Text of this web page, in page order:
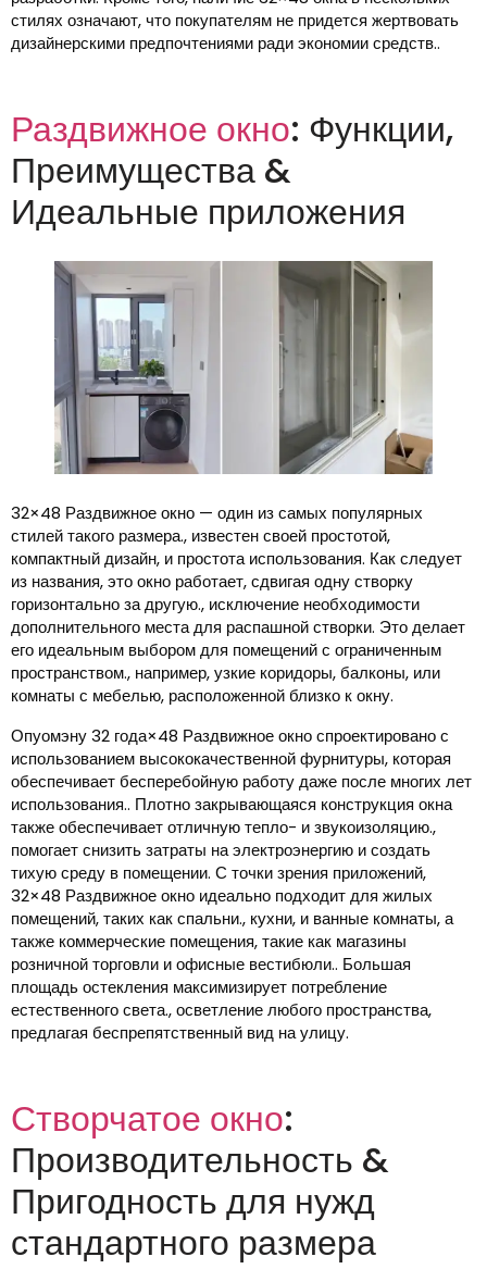
стилях означают, что покупателям не придется жертвовать
дизайнерскими предпочтениями ради экономии средств..
Раздвижное окно: Функции,
Преимущества &
Идеальные приложения
32×48 Раздвижное окно — один из самых популярных
стилей такого размера., известен своей простотой,
компактный дизайн, и простота использования. Как следует
из названия, это окно работает, сдвигая одну створку
горизонтально за другую., исключение необходимости
дополнительного места для распашной створки. Это делает
его идеальным выбором для помещений с ограниченным
пространством., например, узкие коридоры, балконы, или
комнаты с мебелью, расположенной близко к окну.
Опуомэну 32 года×48 Раздвижное окно спроектировано с
использованием высококачественной фурнитуры, которая
обеспечивает бесперебойную работу даже после многих лет
использования.. Плотно закрывающаяся конструкция окна
также обеспечивает отличную тепло- и звукоизоляцию.,
помогает снизить затраты на электроэнергию и создать
тихую среду в помещении. С точки зрения приложений,
32×48 Раздвижное окно идеально подходит для жилых
помещений, таких как спальни., кухни, и ванные комнаты, а
также коммерческие помещения, такие как магазины
розничной торговли и офисные вестибюли.. Большая
площадь остекления максимизирует потребление
естественного света., осветление любого пространства,
предлагая беспрепятственный вид на улицу.
Створчатое окно:
Производительность &
Пригодность для нужд
стандартного размера